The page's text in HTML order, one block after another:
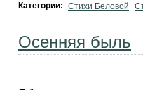
Категории: Стихи Беловой
Осенняя быль